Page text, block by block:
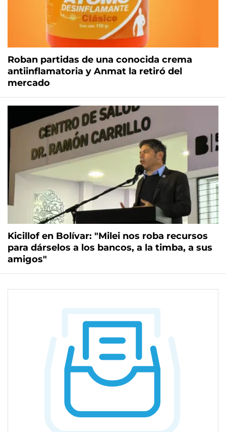
Roban partidas de una conocida crema
antiinflamatoria y Anmat la retiró del
mercado
Kicillof en Bolívar: "Milei nos roba recursos
para dárselos a los bancos, a la timba, a sus
amigos"